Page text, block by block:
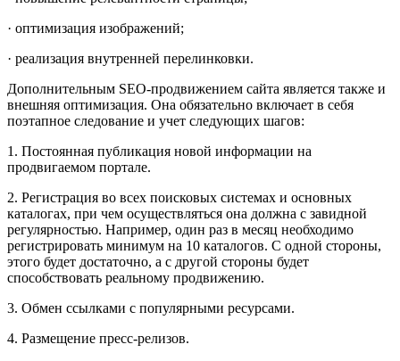
· оптимизация изображений;
· реализация внутренней перелинковки.
Дополнительным SEO-продвижением сайта является также и
внешняя оптимизация. Она обязательно включает в себя
поэтапное следование и учет следующих шагов:
1. Постоянная публикация новой информации на
продвигаемом портале.
2. Регистрация во всех поисковых системах и основных
каталогах, при чем осуществляться она должна с завидной
регулярностью. Например, один раз в месяц необходимо
регистрировать минимум на 10 каталогов. С одной стороны,
этого будет достаточно, а с другой стороны будет
способствовать реальному продвижению.
3. Обмен ссылками с популярными ресурсами.
4. Размещение пресс-релизов.